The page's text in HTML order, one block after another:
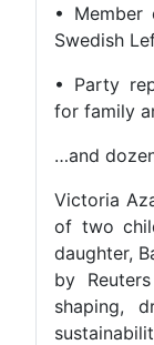
•
Swedish
• Party
for family
…and
Victoria
of two
daughter,
by
shaping,